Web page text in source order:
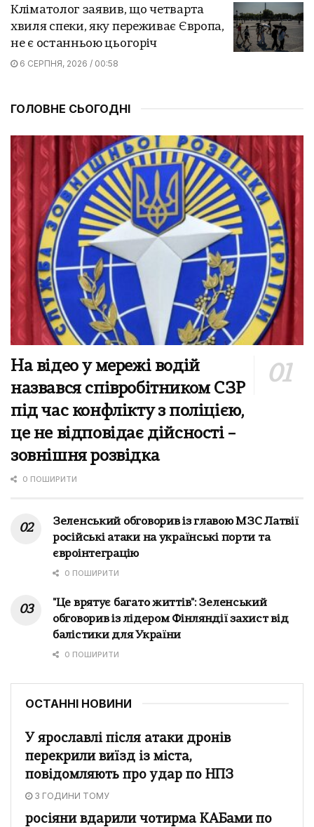
Кліматолог заявив, що четварта
хвиля спеки, яку переживає Європа,
не є останньою цьогоріч
6 СЕРПНЯ, 2026 / 00:58
ГОЛОВНЕ СЬОГОДНІ
На відео у мережі водій
назвався співробітником СЗР
під час конфлікту з поліцією,
це не відповідає дійсності –
зовнішня розвідка
0 ПОШИРИТИ
Зеленський обговорив із главою МЗС Латвії
російські атаки на українські порти та
євроінтеграцію
0 ПОШИРИТИ
"Це врятує багато життів": Зеленський
обговорив із лідером Фінляндії захист від
балістики для України
0 ПОШИРИТИ
ОСТАННІ НОВИНИ
У ярославлі після атаки дронів
перекрили виїзд із міста,
повідомляють про удар по НПЗ
3 ГОДИНИ ТОМУ
росіяни вдарили чотирма КАБами по